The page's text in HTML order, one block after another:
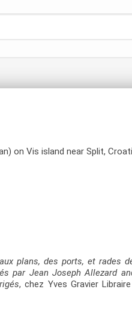
on Vis island near Split,
plans, des ports, et rades
par Jean Joseph Allezard
, chez Yves Gravier